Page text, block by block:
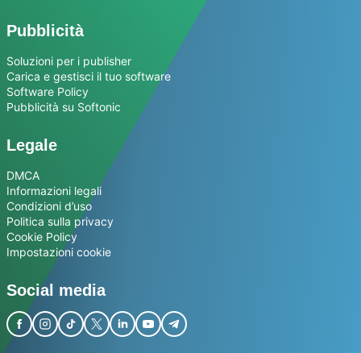
Pubblicità
Soluzioni per i publisher
Carica e gestisci il tuo software
Software Policy
Pubblicità su Softonic
Legale
DMCA
Informazioni legali
Condizioni d’uso
Politica sulla privacy
Cookie Policy
Impostazioni cookie
Social media